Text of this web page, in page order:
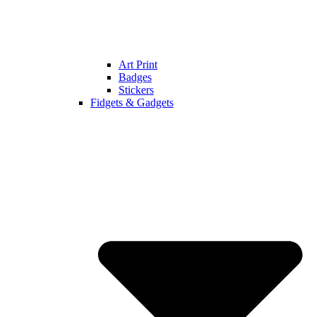
Art Print
Badges
Stickers
Fidgets & Gadgets